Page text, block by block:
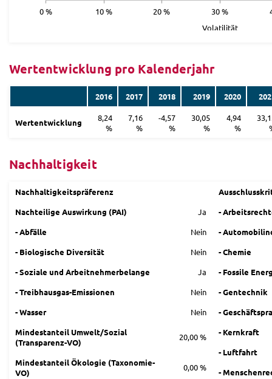
0 % 10 % 20 % 30 %
Volatilität
Wertentwicklung pro Kalenderjahr
2016 2017 2018 2019 2020
Wertentwicklung
8,24
%
7,16
%
-4,57
%
30,05
%
4,94
%
Nachhaltigkeit
Nachhaltigkeitspräferenz
Nachteilige Auswirkung (PAI)
Ja
- Abfälle
Nein
- Biologische Diversität
Nein
- Soziale und Arbeitnehmerbelange
Ja
- Treibhausgas-Emissionen
Nein
- Wasser
Nein
Mindestanteil Umwelt/Sozial
(Transparenz-VO)
20,00 %
Mindestanteil Ökologie (Taxonomie-
VO)
0,00 %
-
-
- Chemie
- Fossile
- Gentechnik
-
- Kernkraft
- Luftfahrt
-